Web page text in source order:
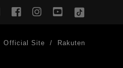
twitterfacebookinstagram
youtube
TikTok
Official Site Rakuten